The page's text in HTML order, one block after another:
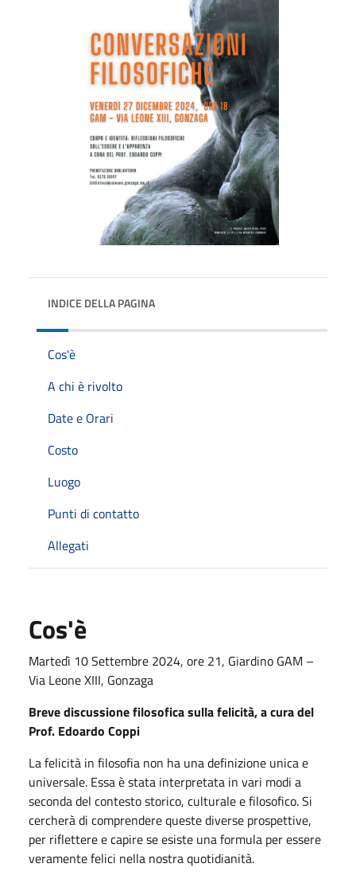
INDICE DELLA PAGINA
Cos'è
A chi è rivolto
Date e Orari
Costo
Luogo
Punti di contatto
Allegati
Cos'è
Martedì 10 Settembre 2024, ore 21, Giardino GAM –
Via Leone XIII, Gonzaga
Breve discussione filosofica sulla felicità, a cura del
Prof. Edoardo Coppi
La felicità in filosofia non ha una definizione unica e
universale. Essa è stata interpretata in vari modi a
seconda del contesto storico, culturale e filosofico. Si
cercherà di comprendere queste diverse prospettive,
per riflettere e capire se esiste una formula per essere
veramente felici nella nostra quotidianità.